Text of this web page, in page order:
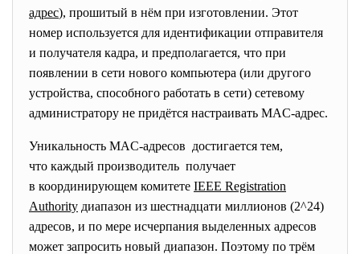
адрес), прошитый в нём при изготовлении. Этот
номер используется для идентификации отправителя
и получателя кадра, и предполагается, что при
появлении в сети нового компьютера (или другого
устройства, способного работать в сети) сетевому
администратору не придётся настраивать MAC-адрес.
Уникальность MAC-адресов достигается тем,
что каждый производитель получает
в координирующем комитете IEEE Registration
Authority диапазон из шестнадцати миллионов (2^24)
адресов, и по мере исчерпания выделенных адресов
может запросить новый диапазон. Поэтому по трём